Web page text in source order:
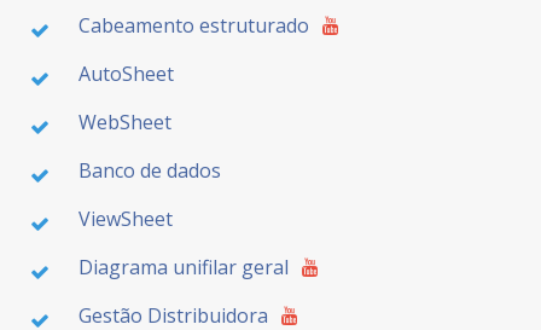
Cabeamento estruturado
AutoSheet
WebSheet
Banco de dados
ViewSheet
Diagrama unifilar geral
Gestão Distribuidora